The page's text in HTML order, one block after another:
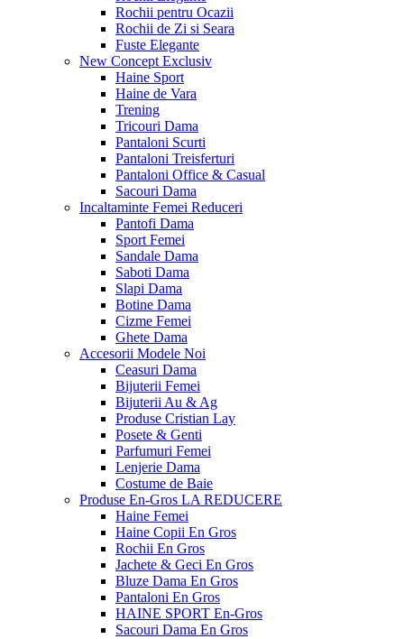
Rochii pentru Ocazii
Rochii de Zi si Seara
Fuste Elegante
New Concept Exclusiv
Haine Sport
Haine de Vara
Trening
Tricouri Dama
Pantaloni Scurti
Pantaloni Treisferturi
Pantaloni Office & Casual
Sacouri Dama
Incaltaminte Femei Reduceri
Pantofi Dama
Sport Femei
Sandale Dama
Saboti Dama
Slapi Dama
Botine Dama
Cizme Femei
Ghete Dama
Accesorii Modele Noi
Ceasuri Dama
Bijuterii Femei
Bijuterii Au & Ag
Produse Cristian Lay
Posete & Genti
Parfumuri Femei
Lenjerie Dama
Costume de Baie
Produse En-Gros LA REDUCERE
Haine Femei
Haine Copii En Gros
Rochii En Gros
Jachete & Geci En Gros
Bluze Dama En Gros
Pantaloni En Gros
HAINE SPORT En-Gros
Sacouri Dama En Gros